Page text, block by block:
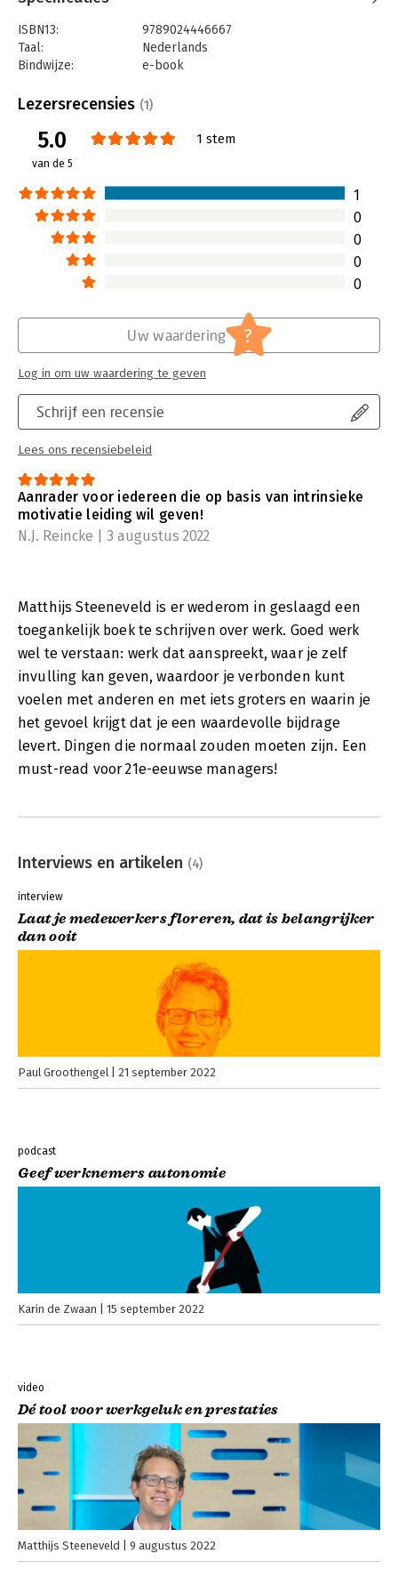
ISBN13:
9789024446667
Taal:
Nederlands
Bindwijze:
e-book
Bestandsformaat:
epub
Uitgever:
Boom
Verschijningsdatum:
Hoofdrubriek:
Lezersrecensies (1)
5.0
van de 5
1 stem
1
0
0
0
0
Schrijf een recensie
Lees ons recensiebeleid
Uw waardering ?
Log in om uw waardering te geven
Aanrader voor iedereen die op basis van intrinsieke
motivatie leiding wil geven!
N.J. Reincke | 3 augustus 2022
Matthijs Steeneveld is er wederom in geslaagd een
toegankelijk boek te schrijven over werk. Goed werk
wel te verstaan: werk dat aanspreekt, waar je zelf
invulling kan geven, waardoor je verbonden kunt
voelen met anderen en met iets groters en waarin je
het gevoel krijgt dat je een waardevolle bijdrage
levert. Dingen die normaal zouden moeten zijn. Een
must-read voor 21e-eeuwse managers!
Interviews en artikelen (4)
interview
Laat je medewerkers floreren, dat is belangrijker
dan ooit
Paul Groothengel 21 september 2022
podcast
Geef werknemers autonomie
Karin de Zwaan 15 september 2022
video
Dé tool voor werkgeluk en prestaties
Matthijs Steeneveld 9 augustus 2022